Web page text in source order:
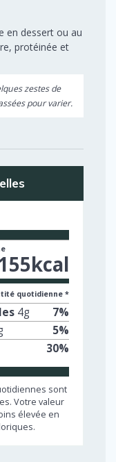
en dessert ou au
protéinée et
zestes de
pour varier.
kcal
quotidienne *
4g 7%
5%
30%
sont
Votre valeur
élevée en